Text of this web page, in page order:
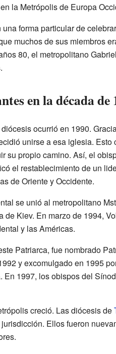
la Metrópolis de Europa
forma particular de
muchos de sus miembros
80, el metropolitano
en la década de
ocurrió en 1990.
unirse a esa iglesia.
su propio camino. Así, el
el restablecimiento de un
de Oriente y Occidente.
se unió al metropolitano
de Kiev. En marzo de 1994,
y las Américas.
Patriarca, fue nombrado
y excomulgado en 1995
En 1997, los obispos del
creció. Las diócesis de
Ellos fueron